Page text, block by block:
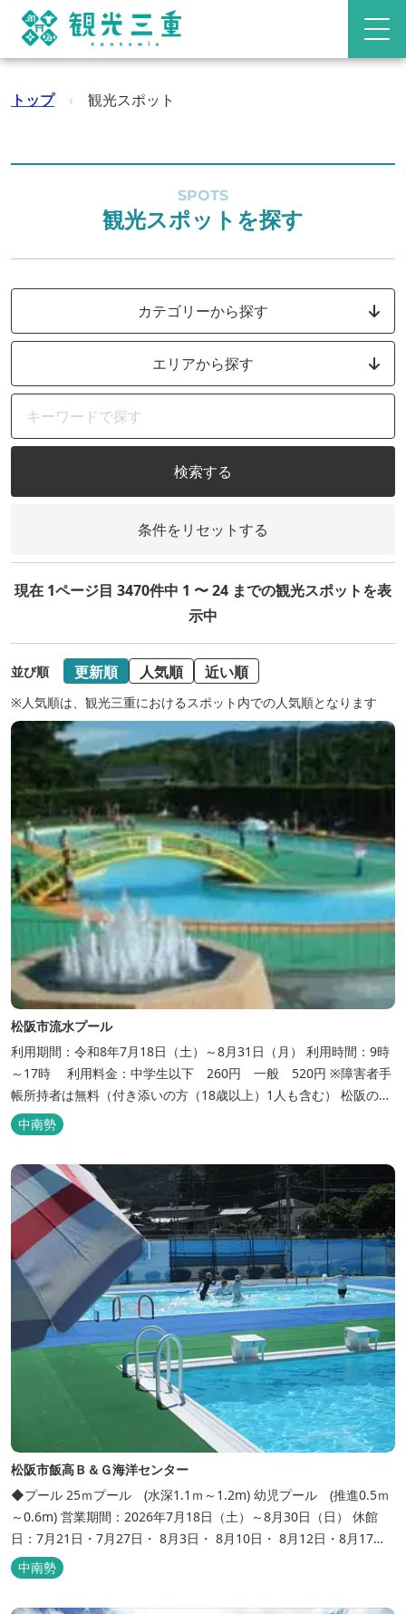
トップ › 観光スポット
SPOTS
観光スポットを探す
カテゴリーから探す
エリアから探す
検索する
条件をリセットする
現在 1ページ目 3470件中 1 〜 24 までの観光スポットを表
示中
並び順 更新順 人気順 近い順
※人気順は、観光三重におけるスポット内での人気順となります
松阪市流水プール
利用期間：令和8年7月18日（土）～8月31日（月） 利用時間：9時
～17時 利用料金：中学生以下 260円 一般 520円 ※障害者手
帳所持者は無料（付き添いの方（18歳以上）1人も含む） 松阪の観
光情報は、松阪観光インフォメーションサイト ワクワク松阪
へ。 ...
中南勢
松阪市飯高Ｂ＆Ｇ海洋センター
◆プール 25ｍプール (水深1.1ｍ～1.2m) 幼児プール (推進0.5ｍ
～0.6m) 営業期間：2026年7月18日（土）～8月30日（日） 休館
日：7月21日・7月27日・ 8月3日・ 8月10日・ 8月12日・8月17
日・8月24日 営業時間：午前10時～正午、午後1時～午後5時 ※ 身
長125cm以下の方は、付き添いの方と一緒にご利用ください。 ※
天候、...
中南勢